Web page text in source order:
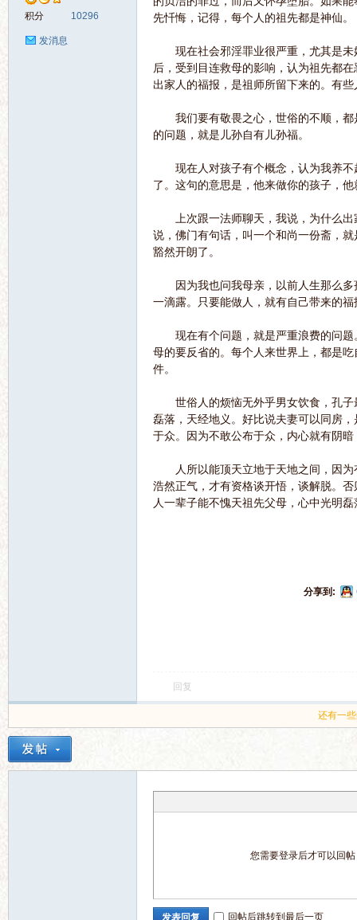
积分 10296
发消息
先忏悔，记得，每个人的祖先都是神仙。
现在社会邪淫罪业很严重，尤其是未
后，受到目连救母的影响，认为祖先都
出家人的福报，是祖师所留下来的。有
我们要有敬畏之心，世俗的不顺，都
的问题，就是儿孙自有儿孙福。
现在人对孩子有个概念，认为我养不
了。这句的意思是，他来做你的孩子，
上次跟一法师聊天，我说，为什么出
说，佛门有句话，叫一个和尚一份斋，
豁然开朗了。
因为我也问我母亲，以前人生那么多
一滴露。只要能做人，就有自己带来的
现在有个问题，就是严重浪费的问题
母的要反省的。每个人来世界上，都是
件。
世俗人的烦恼无外乎男女饮食，孔子
磊落，天经地义。好比说夫妻可以同房
于众。因为不敢公布于众，内心就有阴
人所以能顶天立地于天地之间，因为
浩然正气，才有资格谈开悟，谈解脱。
人一辈子能不愧天祖先父母，心中光明
分享到:
回复
还有一
您需要登录后才可以回帖
发表回复 回帖后跳转到最后一页